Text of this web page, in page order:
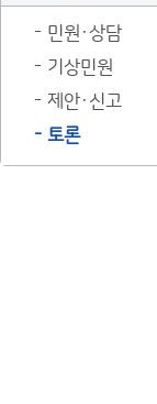
민원·상담
기상민원
제안·신고
토론